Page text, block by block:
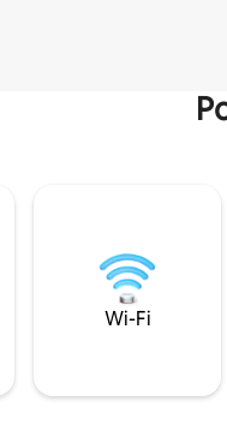
Wi-Fi